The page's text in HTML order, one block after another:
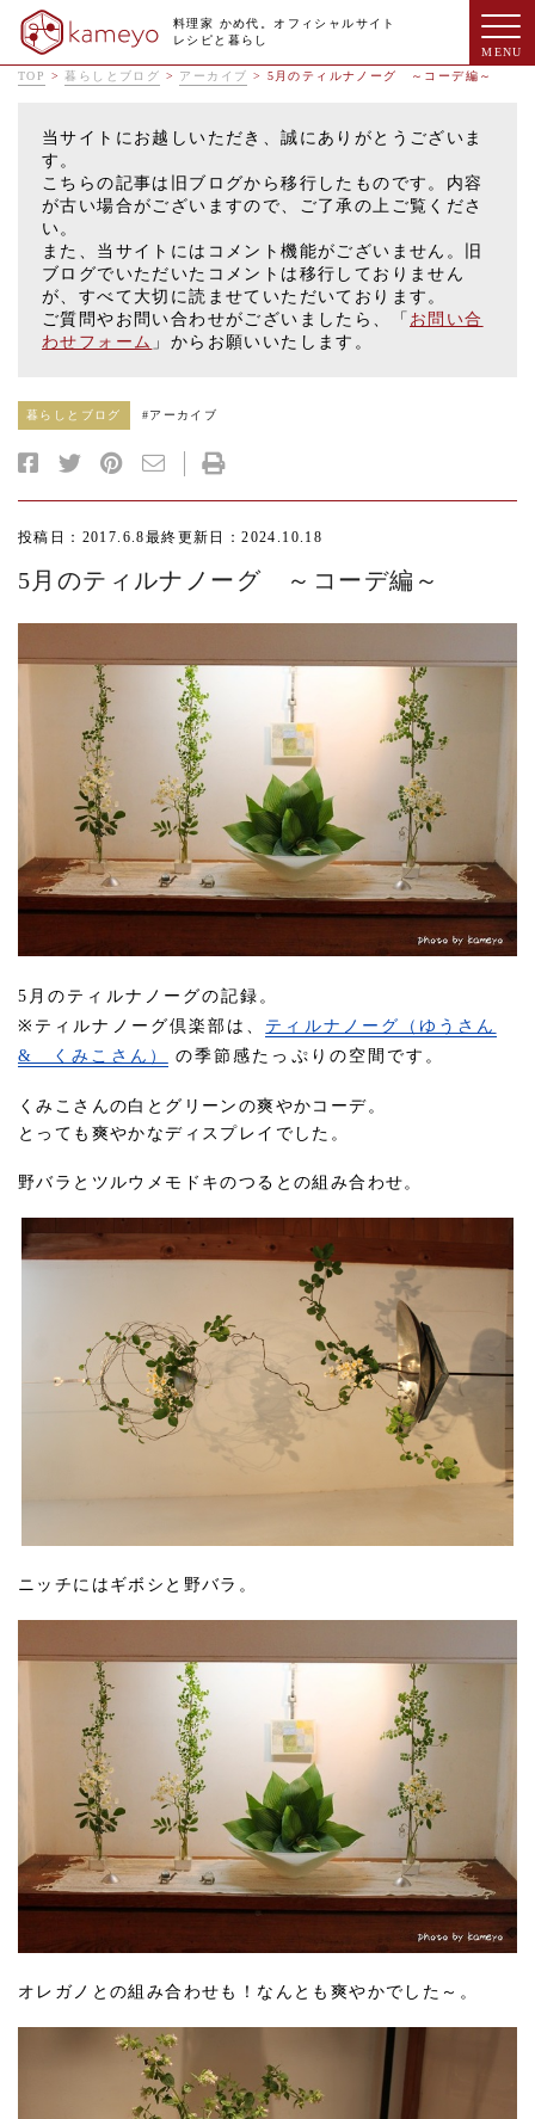
料理家 かめ代。オフィシャルサイト
レシピと暮らし
TOP > 暮らしとブログ > アーカイブ > 5月のティルナノーグ ～コーデ編～
当サイトにお越しいただき、誠にありがとうございま
す。
こちらの記事は旧ブログから移行したものです。内容
が古い場合がございますので、ご了承の上ご覧くださ
い。
また、当サイトにはコメント機能がございません。旧
ブログでいただいたコメントは移行しておりません
が、すべて大切に読ませていただいております。
ご質問やお問い合わせがございましたら、「 お問い合
わせフォーム 」からお願いいたします。
暮らしとブログ #アーカイブ
投稿日：2017.6.8最終更新日：2024.10.18
5月のティルナノーグ ～コーデ編～
5月のティルナノーグの記録。
※ティルナノーグ倶楽部は、 ティルナノーグ（ゆうさん
& くみこさん）
の季節感たっぷりの空間です。
くみこさんの白とグリーンの爽やかコーデ。
とっても爽やかなディスプレイでした。
野バラとツルウメモドキのつるとの組み合わせ。
ニッチにはギボシと野バラ。
オレガノとの組み合わせも！なんとも爽やかでした～。